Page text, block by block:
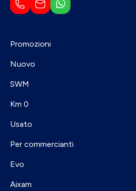
Promozioni
Nuovo
SWM
Km 0
Usato
Per commercianti
Evo
Aixam